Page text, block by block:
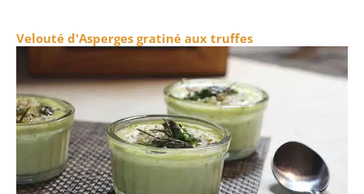
Velouté d'Asperges gratiné aux truffes